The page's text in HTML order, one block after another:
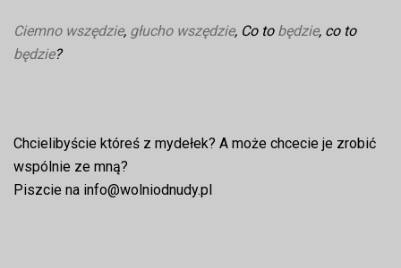
Ciemno wszędzie, głucho wszędzie, Co to będzie, co to
będzie?
Chcielibyście któreś z mydełek? A może chcecie je zrobić
wspólnie ze mną?
Piszcie na info@wolniodnudy.pl